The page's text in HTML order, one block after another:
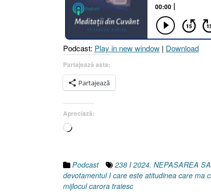
Podcast: Play in new window | Download
Partajează asta:
Partajează
Apreciază:
Încarc...
Podcast 238 I 2024. NEPASAREA
devotamentul I care este atitudinea care ma
mijlocul carora traiesc